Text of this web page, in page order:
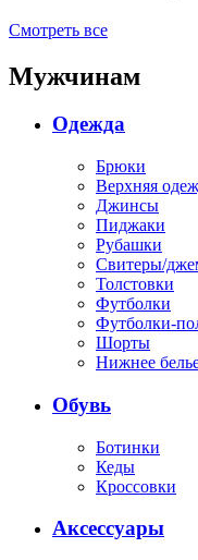
Смотреть все
Мужчинам
Одежда
Брюки
Верхняя
Джинсы
Пиджаки
Рубашки
Свитеры/
Толстовки
Футболки
Футболки-
Шорты
Нижнее
Обувь
Ботинки
Кеды
Кроссовки
Аксессуары